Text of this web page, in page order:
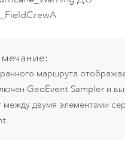
маршрута
GeoEvent Sampler и
между двумя элементами